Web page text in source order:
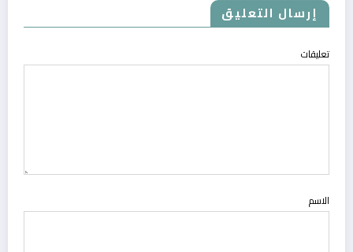
إرسال التعليق
تعليقات
الاسم